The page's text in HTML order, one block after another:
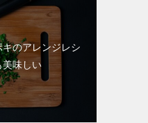
のアレンジレシ
美味しい